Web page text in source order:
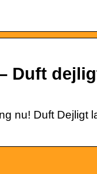
Duft
nu! Duft Dejligt